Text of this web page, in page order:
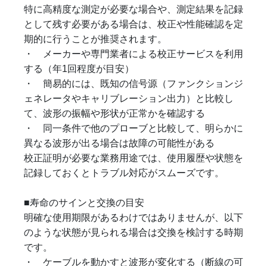
特に高精度な測定が必要な場合や、測定結果を記録
として残す必要がある場合は、校正や性能確認を定
期的に行うことが推奨されます。
・ メーカーや専門業者による校正サービスを利用
する（年1回程度が目安）
・ 簡易的には、既知の信号源（ファンクションジ
ェネレータやキャリブレーション出力）と比較し
て、波形の振幅や形状が正常かを確認する
・ 同一条件で他のプローブと比較して、明らかに
異なる波形が出る場合は故障の可能性がある
校正証明が必要な業務用途では、使用履歴や状態を
記録しておくとトラブル対応がスムーズです。
■寿命のサインと交換の目安
明確な使用期限があるわけではありませんが、以下
のような状態が見られる場合は交換を検討する時期
です。
・ ケーブルを動かすと波形が変化する（断線の可